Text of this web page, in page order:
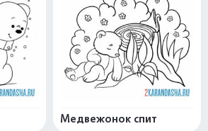
Медвежонок спит